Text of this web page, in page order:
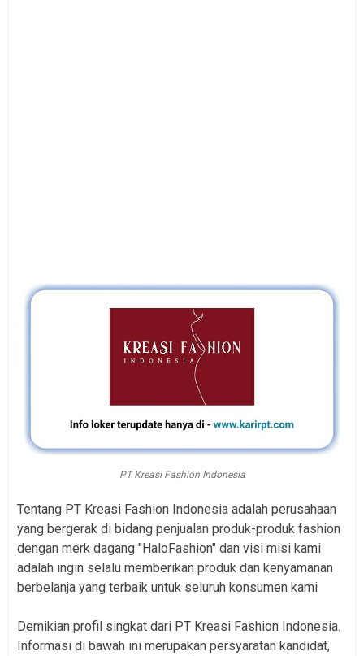
PT Kreasi Fashion Indonesia
Tentang PT Kreasi Fashion Indonesia adalah perusahaan
yang bergerak di bidang penjualan produk-produk fashion
dengan merk dagang "HaloFashion" dan visi misi kami
adalah ingin selalu memberikan produk dan kenyamanan
berbelanja yang terbaik untuk seluruh konsumen kami
Demikian profil singkat dari PT Kreasi Fashion Indonesia.
Informasi di bawah ini merupakan persyaratan kandidat,